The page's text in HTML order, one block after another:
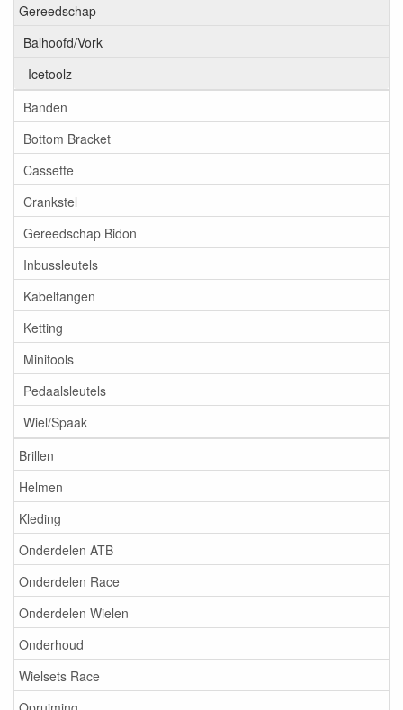
Gereedschap
Balhoofd/Vork
Icetoolz
Banden
Bottom Bracket
Cassette
Crankstel
Gereedschap Bidon
Inbussleutels
Kabeltangen
Ketting
Minitools
Pedaalsleutels
Wiel/Spaak
Brillen
Helmen
Kleding
Onderdelen ATB
Onderdelen Race
Onderdelen Wielen
Onderhoud
Wielsets Race